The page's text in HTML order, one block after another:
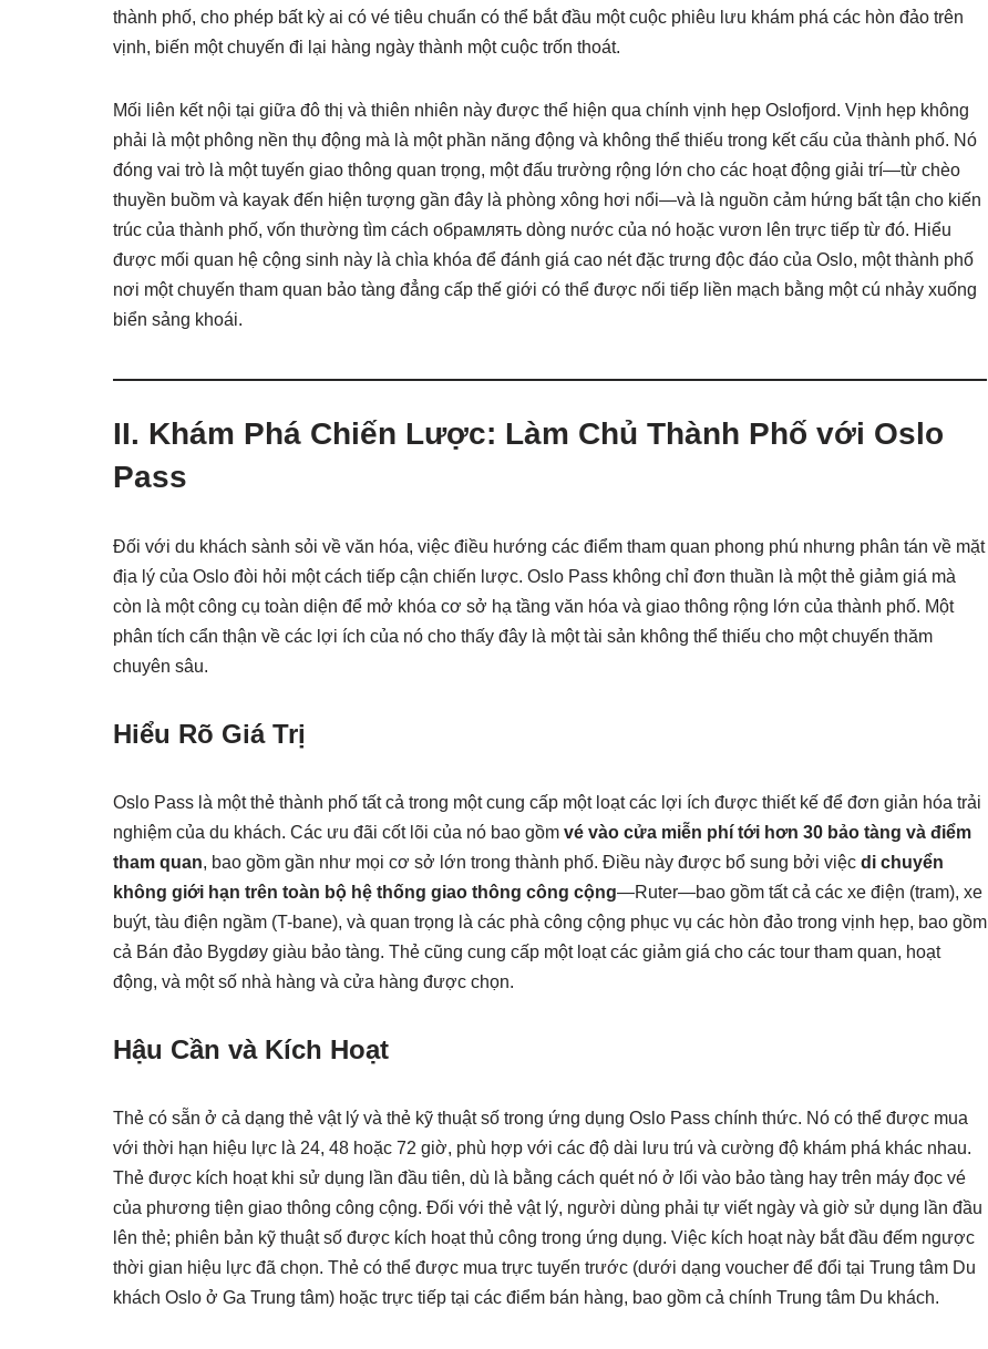
thành phố, cho phép bất kỳ ai có vé tiêu chuẩn có thể bắt đầu một cuộc phiêu lưu khám phá các hòn đảo trên
vịnh, biến một chuyến đi lại hàng ngày thành một cuộc trốn thoát.
Mối liên kết nội tại giữa đô thị và thiên nhiên này được thể hiện qua chính vịnh hẹp Oslofjord. Vịnh hẹp không
phải là một phông nền thụ động mà là một phần năng động và không thể thiếu trong kết cấu của thành phố. Nó
đóng vai trò là một tuyến giao thông quan trọng, một đấu trường rộng lớn cho các hoạt động giải trí—từ chèo
thuyền buồm và kayak đến hiện tượng gần đây là phòng xông hơi nổi—và là nguồn cảm hứng bất tận cho kiến
trúc của thành phố, vốn thường tìm cách обрамлять dòng nước của nó hoặc vươn lên trực tiếp từ đó. Hiểu
được mối quan hệ cộng sinh này là chìa khóa để đánh giá cao nét đặc trưng độc đáo của Oslo, một thành phố
nơi một chuyến tham quan bảo tàng đẳng cấp thế giới có thể được nối tiếp liền mạch bằng một cú nhảy xuống
biển sảng khoái.
II. Khám Phá Chiến Lược: Làm Chủ Thành Phố với Oslo
Pass
Đối với du khách sành sỏi về văn hóa, việc điều hướng các điểm tham quan phong phú nhưng phân tán về mặt
địa lý của Oslo đòi hỏi một cách tiếp cận chiến lược. Oslo Pass không chỉ đơn thuần là một thẻ giảm giá mà
còn là một công cụ toàn diện để mở khóa cơ sở hạ tầng văn hóa và giao thông rộng lớn của thành phố. Một
phân tích cẩn thận về các lợi ích của nó cho thấy đây là một tài sản không thể thiếu cho một chuyến thăm
chuyên sâu.
Hiểu Rõ Giá Trị
Oslo Pass là một thẻ thành phố tất cả trong một cung cấp một loạt các lợi ích được thiết kế để đơn giản hóa trải
nghiệm của du khách. Các ưu đãi cốt lõi của nó bao gồm vé vào cửa miễn phí tới hơn 30 bảo tàng và điểm
tham quan, bao gồm gần như mọi cơ sở lớn trong thành phố. Điều này được bổ sung bởi việc di chuyển
không giới hạn trên toàn bộ hệ thống giao thông công cộng—Ruter—bao gồm tất cả các xe điện (tram), xe
buýt, tàu điện ngầm (T-bane), và quan trọng là các phà công cộng phục vụ các hòn đảo trong vịnh hẹp, bao gồm
cả Bán đảo Bygdøy giàu bảo tàng. Thẻ cũng cung cấp một loạt các giảm giá cho các tour tham quan, hoạt
động, và một số nhà hàng và cửa hàng được chọn.
Hậu Cần và Kích Hoạt
Thẻ có sẵn ở cả dạng thẻ vật lý và thẻ kỹ thuật số trong ứng dụng Oslo Pass chính thức. Nó có thể được mua
với thời hạn hiệu lực là 24, 48 hoặc 72 giờ, phù hợp với các độ dài lưu trú và cường độ khám phá khác nhau.
Thẻ được kích hoạt khi sử dụng lần đầu tiên, dù là bằng cách quét nó ở lối vào bảo tàng hay trên máy đọc vé
của phương tiện giao thông công cộng. Đối với thẻ vật lý, người dùng phải tự viết ngày và giờ sử dụng lần đầu
lên thẻ; phiên bản kỹ thuật số được kích hoạt thủ công trong ứng dụng. Việc kích hoạt này bắt đầu đếm ngược
thời gian hiệu lực đã chọn. Thẻ có thể được mua trực tuyến trước (dưới dạng voucher để đổi tại Trung tâm Du
khách Oslo ở Ga Trung tâm) hoặc trực tiếp tại các điểm bán hàng, bao gồm cả chính Trung tâm Du khách.